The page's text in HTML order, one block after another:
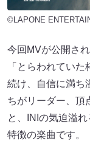
©LAPONE
今回MVが公開さ
「とらわれてい
続け、自信に満ち
ちがリーダー、頂
と、INIの気迫溢
特徴の楽曲です。